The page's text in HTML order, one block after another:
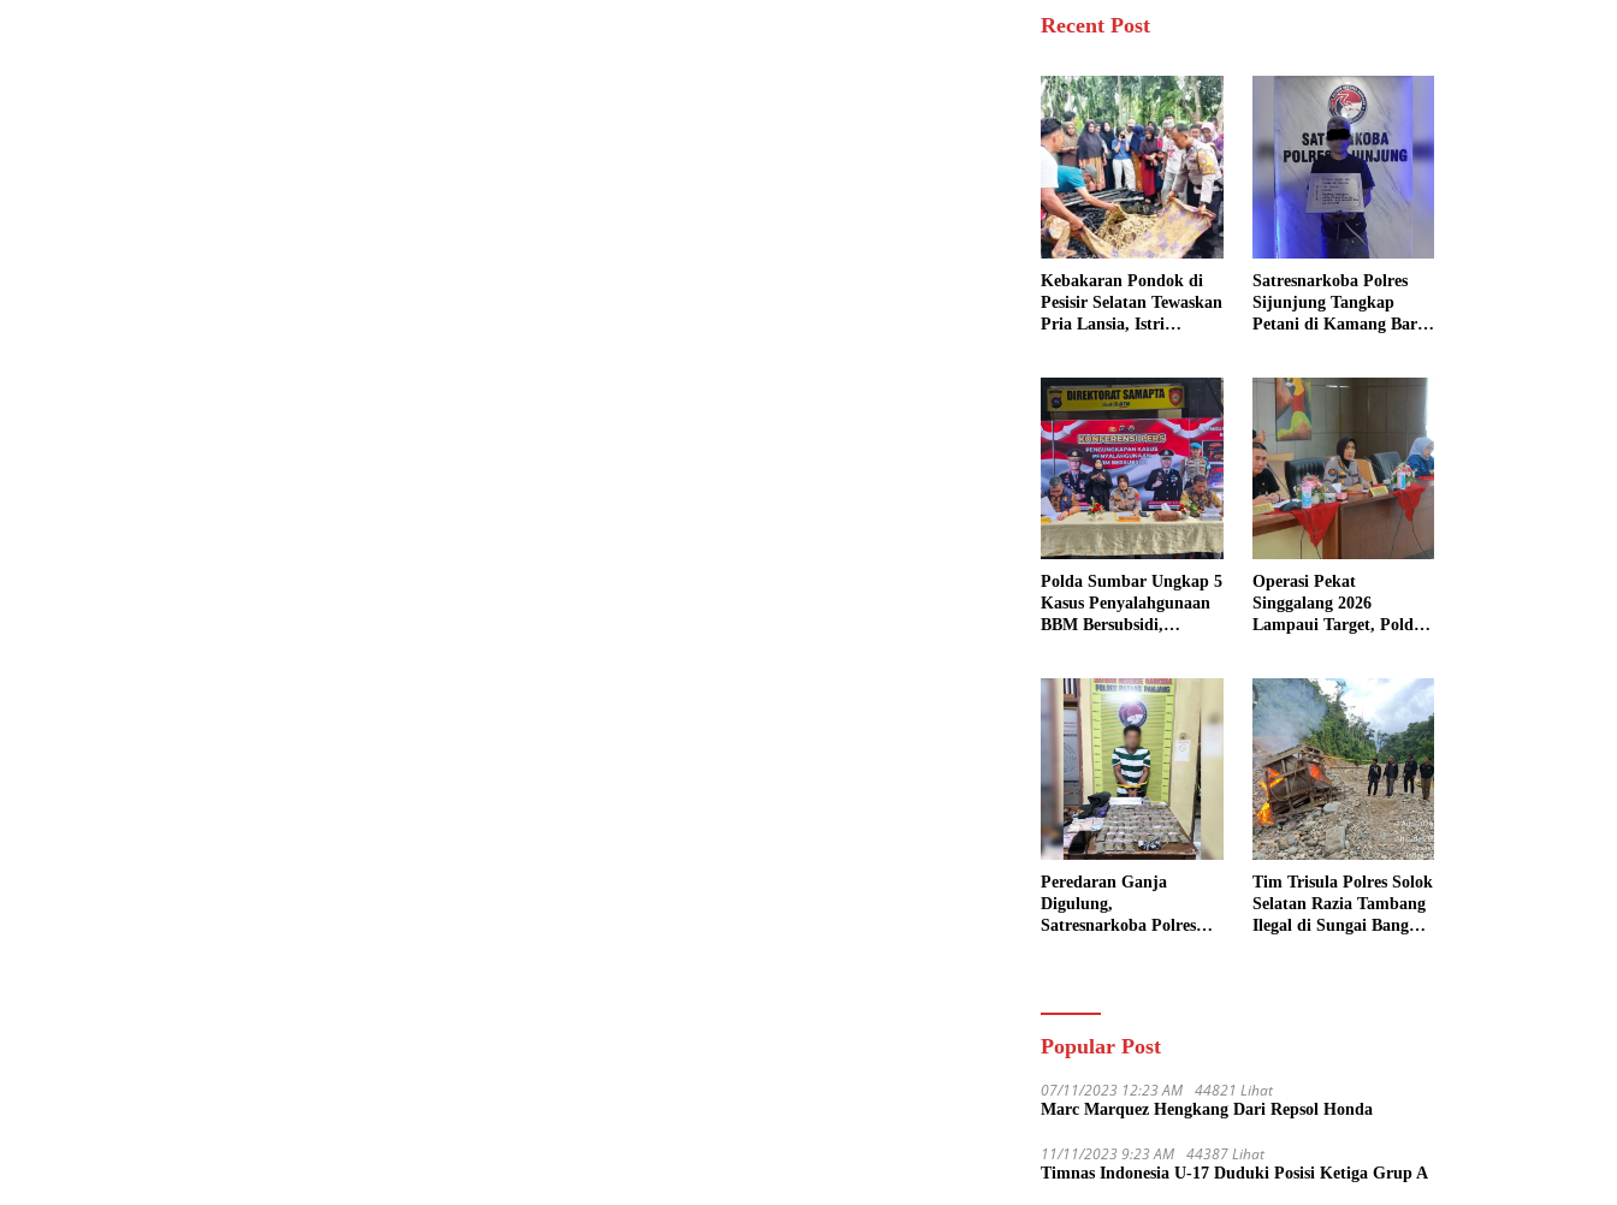
Recent Post
Kebakaran Pondok di
Pesisir Selatan Tewaskan
Pria Lansia, Istri
Satresnarkoba Polres
Sijunjung Tangkap
Petani di Kamang Baru,
Polda Sumbar Ungkap 5
Kasus Penyalahgunaan
BBM Bersubsidi,
Bio Solar
Operasi Pekat
Singgalang 2026
Lampaui Target, Polda
Kriminal
Peredaran Ganja
Digulung,
Satresnarkoba Polres
Datar
Tim Trisula Polres Solok
Selatan Razia Tambang
Ilegal di Sungai Bangko,
Popular Post
07/11/2023 12:23 AM 44821 Lihat
Marc Marquez Hengkang Dari Repsol Honda
11/11/2023 9:23 AM 44387 Lihat
Timnas Indonesia U-17 Duduki Posisi Ketiga Grup A